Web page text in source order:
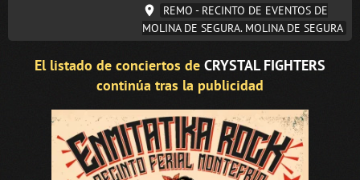
REMO - RECINTO DE EVENTOS DE
MOLINA DE SEGURA. MOLINA DE SEGURA
El listado de conciertos de CRYSTAL FIGHTERS
continúa tras la publicidad